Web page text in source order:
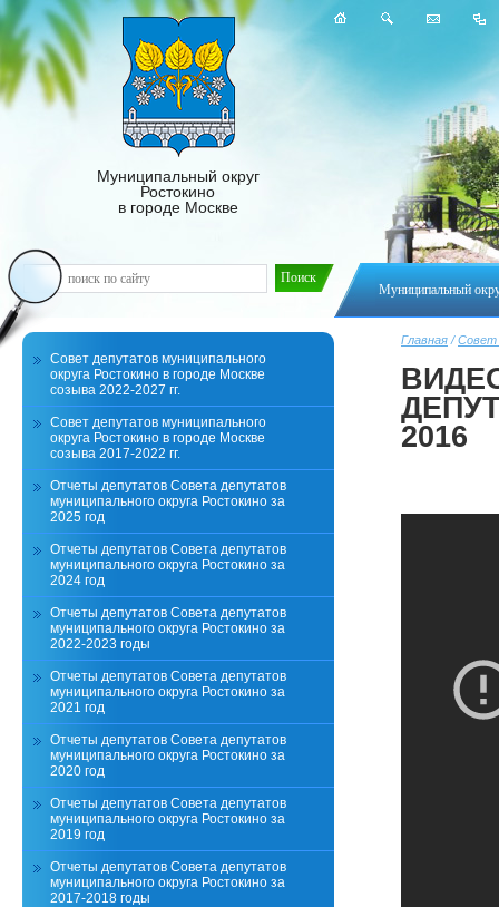
Муниципальный
Муниципальный округ
Ростокино
в городе Москве
Главная /Совет
2016
Совет депутатов муниципального
округа Ростокино в городе Москве
созыва 2022-2027 гг.
Совет депутатов муниципального
округа Ростокино в городе Москве
созыва 2017-2022 гг.
Отчеты депутатов Совета депутатов
муниципального округа Ростокино за
2025 год
Отчеты депутатов Совета депутатов
муниципального округа Ростокино за
2024 год
Отчеты депутатов Совета депутатов
муниципального округа Ростокино за
2022-2023 годы
Отчеты депутатов Совета депутатов
муниципального округа Ростокино за
2021 год
Отчеты депутатов Совета депутатов
муниципального округа Ростокино за
2020 год
Отчеты депутатов Совета депутатов
муниципального округа Ростокино за
2019 год
Отчеты депутатов Совета депутатов
муниципального округа Ростокино за
2017-2018 годы